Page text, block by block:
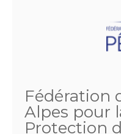
Fédération
Alpes pour
Protection